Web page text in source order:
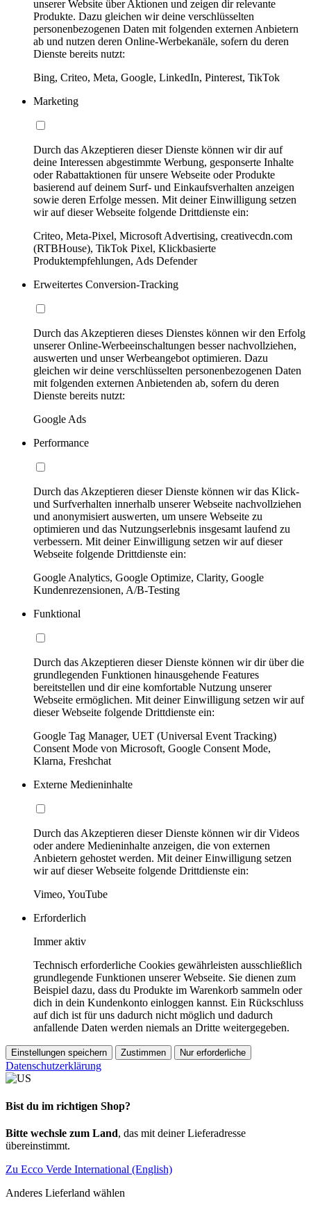
unserer Website über Aktionen und zeigen dir relevante
Produkte. Dazu gleichen wir deine verschlüsselten
personenbezogenen Daten mit folgenden externen Anbietern
ab und nutzen deren Online-Werbekanäle, sofern du deren
Dienste bereits nutzt:
Bing, Criteo, Meta, Google, LinkedIn, Pinterest, TikTok
Marketing
Durch das Akzeptieren dieser Dienste können wir dir auf
deine Interessen abgestimmte Werbung, gesponserte Inhalte
oder Rabattaktionen für unsere Webseite oder Produkte
basierend auf deinem Surf- und Einkaufsverhalten anzeigen
sowie deren Erfolge messen. Mit deiner Einwilligung setzen
wir auf dieser Webseite folgende Drittdienste ein:
Criteo, Meta-Pixel, Microsoft Advertising, creativecdn.com
(RTBHouse), TikTok Pixel, Klickbasierte
Produktempfehlungen, Ads Defender
Erweitertes Conversion-Tracking
Durch das Akzeptieren dieses Dienstes können wir den Erfolg
unserer Online-Werbeeinschaltungen besser nachvollziehen,
auswerten und unser Werbeangebot optimieren. Dazu
gleichen wir deine verschlüsselten personenbezogenen Daten
mit folgenden externen Anbietenden ab, sofern du deren
Dienste bereits nutzt:
Google Ads
Performance
Durch das Akzeptieren dieser Dienste können wir das Klick-
und Surfverhalten innerhalb unserer Webseite nachvollziehen
und anonymisiert auswerten, um unsere Webseite zu
optimieren und das Nutzungserlebnis insgesamt laufend zu
verbessern. Mit deiner Einwilligung setzen wir auf dieser
Webseite folgende Drittdienste ein:
Google Analytics, Google Optimize, Clarity, Google
Kundenrezensionen, A/B-Testing
Funktional
Durch das Akzeptieren dieser Dienste können wir dir über die
grundlegenden Funktionen hinausgehende Features
bereitstellen und dir eine komfortable Nutzung unserer
Webseite ermöglichen. Mit deiner Einwilligung setzen wir auf
dieser Webseite folgende Drittdienste ein:
Google Tag Manager, UET (Universal Event Tracking)
Consent Mode von Microsoft, Google Consent Mode,
Klarna, Freshchat
Externe Medieninhalte
Durch das Akzeptieren dieser Dienste können wir dir Videos
oder andere Medieninhalte anzeigen, die von externen
Anbietern gehostet werden. Mit deiner Einwilligung setzen
wir auf dieser Webseite folgende Drittdienste ein:
Vimeo, YouTube
Erforderlich
Immer aktiv
Technisch erforderliche Cookies gewährleisten ausschließlich
grundlegende Funktionen unserer Webseite. Sie dienen zum
Beispiel dazu, dass du Produkte im Warenkorb sammeln oder
dich in dein Kundenkonto einloggen kannst. Ein Rückschluss
auf dich ist für uns dadurch nicht möglich und dadurch
anfallende Daten werden niemals an Dritte weitergegeben.
Einstellungen speichern Zustimmen Nur erforderliche
Datenschutzerklärung
Bist du im richtigen Shop?
Bitte wechsle zum Land, das mit deiner Lieferadresse
übereinstimmt.
Zu Ecco Verde International (English)
Anderes Lieferland wählen